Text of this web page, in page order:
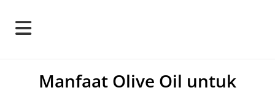
Manfaat Olive Oil untuk